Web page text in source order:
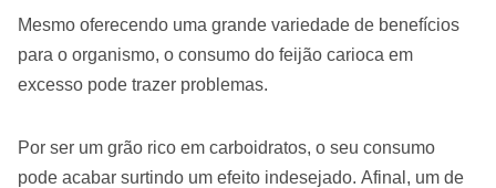
Mesmo oferecendo uma grande variedade de benefícios
para o organismo, o consumo do feijão carioca em
excesso pode trazer problemas.
Por ser um grão rico em carboidratos, o seu consumo
pode acabar surtindo um efeito indesejado. Afinal, um de